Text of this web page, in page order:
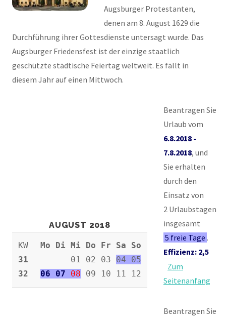
Augsburger Protestanten,
denen am 8. August 1629 die
Durchführung ihrer Gottesdienste untersagt wurde. Das
Augsburger Friedensfest ist der einzige staatlich
geschützte städtische Feiertag weltweit. Es fällt in
diesem Jahr auf einen Mittwoch.
AUGUST 2018
KW
31
32
Mo Di Mi Do Fr Sa So
01 02 03 04 05
06 07
08 09 10 11 12
Beantragen Sie
Urlaub vom
6.8.2018 -
7.8.2018, und
Sie erhalten
durch den
Einsatz von
2 Urlaubstagen
insgesamt
5 freie Tage .
Effizienz: 2,5
Zum
Seitenanfang
Beantragen Sie